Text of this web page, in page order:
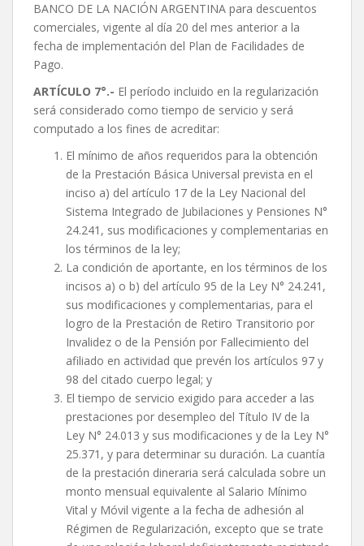
BANCO DE LA NACIÓN ARGENTINA para descuentos
comerciales, vigente al día 20 del mes anterior a la
fecha de implementación del Plan de Facilidades de
Pago.
ARTÍCULO 7°.- El período incluido en la regularización
será considerado como tiempo de servicio y será
computado a los fines de acreditar:
El mínimo de años requeridos para la obtención
de la Prestación Básica Universal prevista en el
inciso a) del artículo 17 de la Ley Nacional del
Sistema Integrado de Jubilaciones y Pensiones N°
24.241, sus modificaciones y complementarias en
los términos de la ley;
La condición de aportante, en los términos de los
incisos a) o b) del artículo 95 de la Ley N° 24.241,
sus modificaciones y complementarias, para el
logro de la Prestación de Retiro Transitorio por
Invalidez o de la Pensión por Fallecimiento del
afiliado en actividad que prevén los artículos 97 y
98 del citado cuerpo legal; y
El tiempo de servicio exigido para acceder a las
prestaciones por desempleo del Título IV de la
Ley N° 24.013 y sus modificaciones y de la Ley N°
25.371, y para determinar su duración. La cuantía
de la prestación dineraria será calculada sobre un
monto mensual equivalente al Salario Mínimo
Vital y Móvil vigente a la fecha de adhesión al
Régimen de Regularización, excepto que se trate